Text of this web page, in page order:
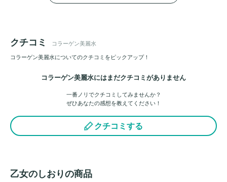
クチコミ コラーゲン美麗水
コラーゲン美麗水についてのクチコミをピックアップ！
コラーゲン美麗水にはまだクチコミがありません
一番ノリでクチコミしてみませんか？
ぜひあなたの感想を教えてください！
クチコミする
乙女のしおりの商品